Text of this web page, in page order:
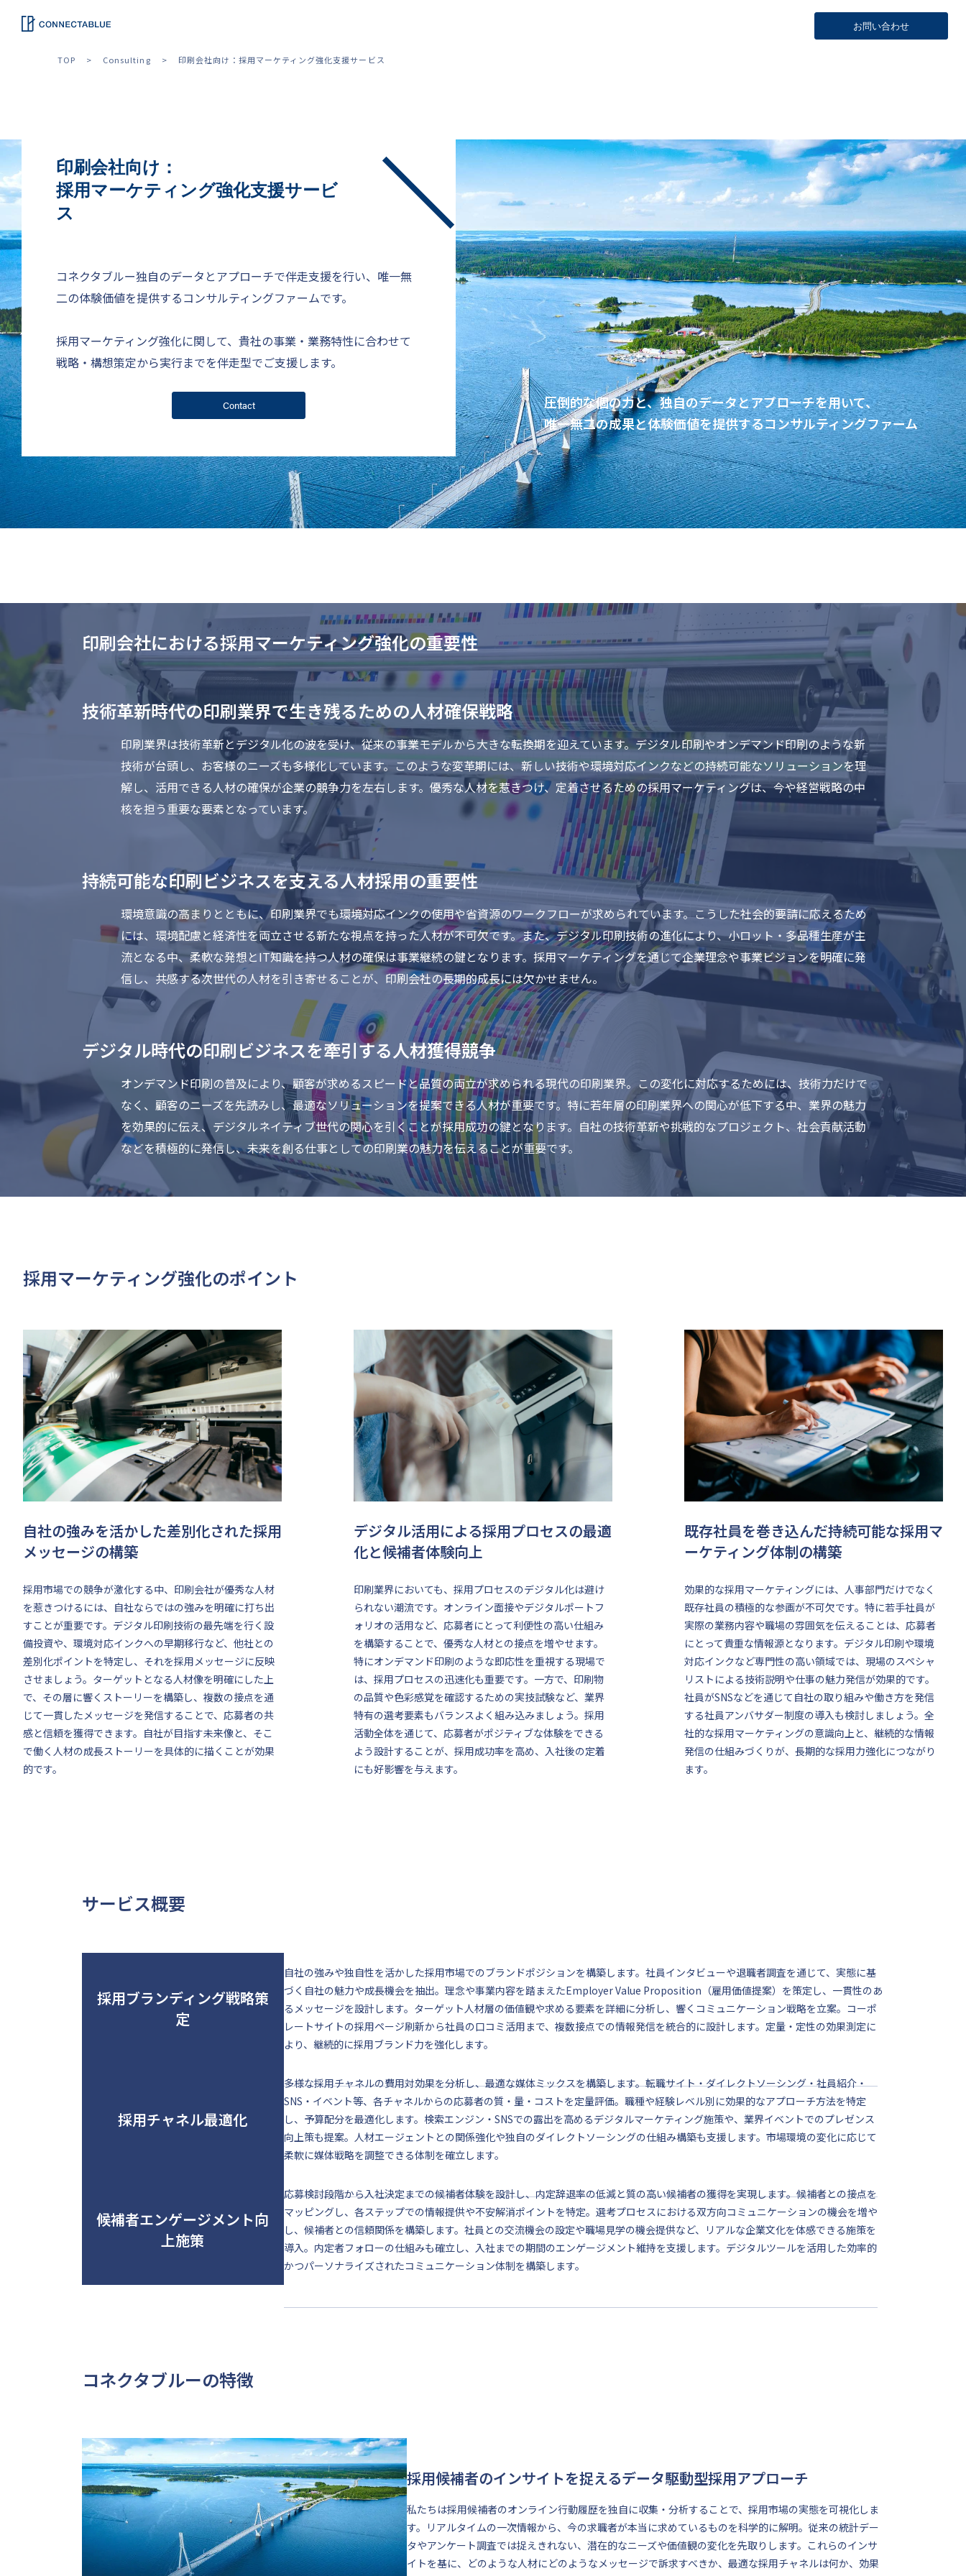
お問い合わせ
TOP Consulting 印刷会社向け：採用マーケティング強化支援サービス
印刷会社向け：
採用マーケティング強化支援サービ
ス
コネクタブルー独自のデータとアプローチで伴走支援を行い、唯一無
二の体験価値を提供するコンサルティングファームです。
採用マーケティング強化に関して、貴社の事業・業務特性に合わせて
戦略・構想策定から実行までを伴走型でご支援します。
Contact
圧倒的な個の力と、独自のデータとアプローチを用いて、
唯一無二の成果と体験価値を提供するコンサルティングファーム
印刷会社における採用マーケティング強化の重要性
技術革新時代の印刷業界で生き残るための人材確保戦略
印刷業界は技術革新とデジタル化の波を受け、従来の事業モデルから大きな転換期を迎えています。デジタル印刷やオンデマンド印刷のような新
技術が台頭し、お客様のニーズも多様化しています。このような変革期には、新しい技術や環境対応インクなどの持続可能なソリューションを理
解し、活用できる人材の確保が企業の競争力を左右します。優秀な人材を惹きつけ、定着させるための採用マーケティングは、今や経営戦略の中
核を担う重要な要素となっています。
持続可能な印刷ビジネスを支える人材採用の重要性
環境意識の高まりとともに、印刷業界でも環境対応インクの使用や省資源のワークフローが求められています。こうした社会的要請に応えるため
には、環境配慮と経済性を両立させる新たな視点を持った人材が不可欠です。また、デジタル印刷技術の進化により、小ロット・多品種生産が主
流となる中、柔軟な発想とIT知識を持つ人材の確保は事業継続の鍵となります。採用マーケティングを通じて企業理念や事業ビジョンを明確に発
信し、共感する次世代の人材を引き寄せることが、印刷会社の長期的成長には欠かせません。
デジタル時代の印刷ビジネスを牽引する人材獲得競争
オンデマンド印刷の普及により、顧客が求めるスピードと品質の両立が求められる現代の印刷業界。この変化に対応するためには、技術力だけで
なく、顧客のニーズを先読みし、最適なソリューションを提案できる人材が重要です。特に若年層の印刷業界への関心が低下する中、業界の魅力
を効果的に伝え、デジタルネイティブ世代の関心を引くことが採用成功の鍵となります。自社の技術革新や挑戦的なプロジェクト、社会貢献活動
などを積極的に発信し、未来を創る仕事としての印刷業の魅力を伝えることが重要です。
採用マーケティング強化のポイント
自社の強みを活かした差別化された採用
メッセージの構築
採用市場での競争が激化する中、印刷会社が優秀な人材
を惹きつけるには、自社ならではの強みを明確に打ち出
すことが重要です。デジタル印刷技術の最先端を行く設
備投資や、環境対応インクへの早期移行など、他社との
差別化ポイントを特定し、それを採用メッセージに反映
させましょう。ターゲットとなる人材像を明確にした上
で、その層に響くストーリーを構築し、複数の接点を通
じて一貫したメッセージを発信することで、応募者の共
感と信頼を獲得できます。自社が目指す未来像と、そこ
で働く人材の成長ストーリーを具体的に描くことが効果
的です。
デジタル活用による採用プロセスの最適
化と候補者体験向上
印刷業界においても、採用プロセスのデジタル化は避け
られない潮流です。オンライン面接やデジタルポートフ
ォリオの活用など、応募者にとって利便性の高い仕組み
を構築することで、優秀な人材との接点を増やせます。
特にオンデマンド印刷のような即応性を重視する現場で
は、採用プロセスの迅速化も重要です。一方で、印刷物
の品質や色彩感覚を確認するための実技試験など、業界
特有の選考要素もバランスよく組み込みましょう。採用
活動全体を通じて、応募者がポジティブな体験をできる
よう設計することが、採用成功率を高め、入社後の定着
にも好影響を与えます。
既存社員を巻き込んだ持続可能な採用マ
ーケティング体制の構築
効果的な採用マーケティングには、人事部門だけでなく
既存社員の積極的な参画が不可欠です。特に若手社員が
実際の業務内容や職場の雰囲気を伝えることは、応募者
にとって貴重な情報源となります。デジタル印刷や環境
対応インクなど専門性の高い領域では、現場のスペシャ
リストによる技術説明や仕事の魅力発信が効果的です。
社員がSNSなどを通じて自社の取り組みや働き方を発信
する社員アンバサダー制度の導入も検討しましょう。全
社的な採用マーケティングの意識向上と、継続的な情報
発信の仕組みづくりが、長期的な採用力強化につながり
ます。
サービス概要
採用ブランディング戦略策
定
自社の強みや独自性を活かした採用市場でのブランドポジションを構築します。社員インタビューや退職者調査を通じて、実態に基
づく自社の魅力や成長機会を抽出。理念や事業内容を踏まえたEmployer Value Proposition（雇用価値提案）を策定し、一貫性のあ
るメッセージを設計します。ターゲット人材層の価値観や求める要素を詳細に分析し、響くコミュニケーション戦略を立案。コーポ
レートサイトの採用ページ刷新から社員の口コミ活用まで、複数接点での情報発信を統合的に設計します。定量・定性の効果測定に
より、継続的に採用ブランド力を強化します。
採用チャネル最適化
多様な採用チャネルの費用対効果を分析し、最適な媒体ミックスを構築します。転職サイト・ダイレクトソーシング・社員紹介・
SNS・イベント等、各チャネルからの応募者の質・量・コストを定量評価。職種や経験レベル別に効果的なアプローチ方法を特定
し、予算配分を最適化します。検索エンジン・SNSでの露出を高めるデジタルマーケティング施策や、業界イベントでのプレゼンス
向上策も提案。人材エージェントとの関係強化や独自のダイレクトソーシングの仕組み構築も支援します。市場環境の変化に応じて
柔軟に媒体戦略を調整できる体制を確立します。
候補者エンゲージメント向
上施策
応募検討段階から入社決定までの候補者体験を設計し、内定辞退率の低減と質の高い候補者の獲得を実現します。候補者との接点を
マッピングし、各ステップでの情報提供や不安解消ポイントを特定。選考プロセスにおける双方向コミュニケーションの機会を増や
し、候補者との信頼関係を構築します。社員との交流機会の設定や職場見学の機会提供など、リアルな企業文化を体感できる施策を
導入。内定者フォローの仕組みも確立し、入社までの期間のエンゲージメント維持を支援します。デジタルツールを活用した効率的
かつパーソナライズされたコミュニケーション体制を構築します。
コネクタブルーの特徴
採用候補者のインサイトを捉えるデータ駆動型採用アプローチ
私たちは採用候補者のオンライン行動履歴を独自に収集・分析することで、採用市場の実態を可視化しま
す。リアルタイムの一次情報から、今の求職者が本当に求めているものを科学的に解明。従来の統計デー
タやアンケート調査では捉えきれない、潜在的なニーズや価値観の変化を先取りします。これらのインサ
イトを基に、どのような人材にどのようなメッセージで訴求すべきか、最適な採用チャネルは何か、効果